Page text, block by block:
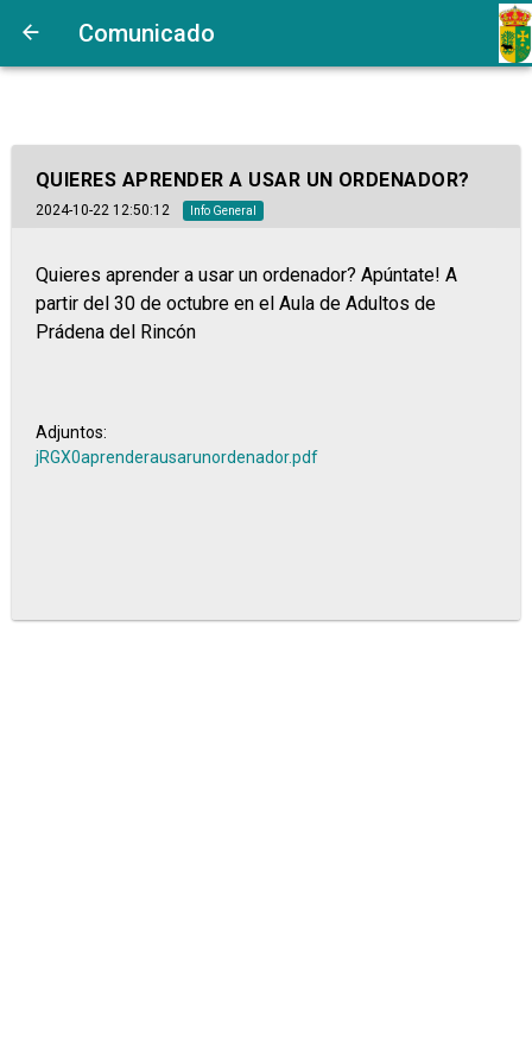
Comunicado
QUIERES APRENDER A USAR UN ORDENADOR?
2024-10-22 12:50:12 Info General
Quieres aprender a usar un ordenador? Apúntate! A
partir del 30 de octubre en el Aula de Adultos de
Prádena del Rincón
Adjuntos:
jRGX0aprenderausarunordenador.pdf